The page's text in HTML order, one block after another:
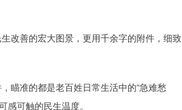
改善的宏大图景，更用千余字的附件，细致
瞄准的都是老百姓日常生活中的“急难愁
可触的民生温度。